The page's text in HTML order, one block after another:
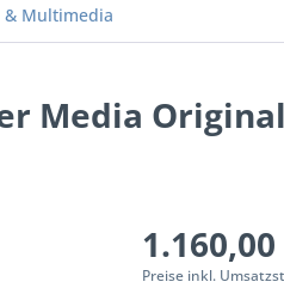
& Multimedia
Media
Preise inkl.